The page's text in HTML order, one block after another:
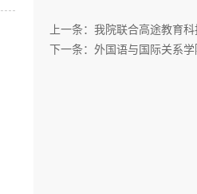
上一条： 我院联合高途教育
下一条： 外国语与国际关系